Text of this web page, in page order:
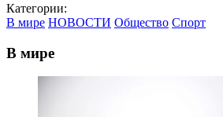
Категории:
В мире НОВОСТИ Общество Спорт
В мире